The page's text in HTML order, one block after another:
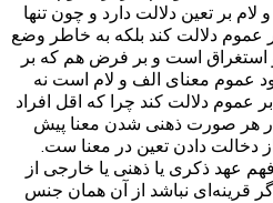
بر تعین دلالت دارد و چون تنها
عموم دلالت کند بلکه به خاطر وضع
استغراق است و بر فرض هم که بر
عموم معنای الف و لام است نه
عموم دلالت کند چرا که اقل افراد
هر صورت ذهنی شدن معنا پیش
دخالت دادن تعین در معنا ست.
عهد ذکری یا ذهنی یا خارجی از
قرینه‌ای نباشد از آن همان جنس